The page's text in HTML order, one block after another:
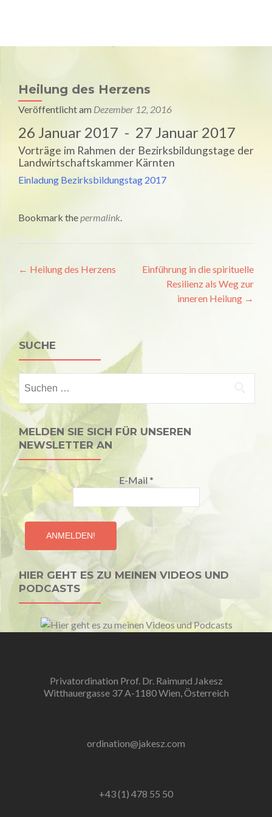
Heilung des Herzens
Veröffentlicht am Dezember 12, 2016
26 Januar 2017 - 27 Januar 2017
Vorträge im Rahmen der Bezirksbildungstage der
Landwirtschaftskammer Kärnten
Einladung Bezirksbildungstag 2017
Bookmark thepermalink.
Artikel-
← Heilung des Herzens
Einführung in die spirituelle
Resilienz als Weg zur
inneren Heilung →
SUCHE
nach:
MELDEN SIE SICH FÜR UNSEREN
NEWSLETTER AN
E-Mail *
HIER GEHT ES ZU MEINEN VIDEOS UND
PODCASTS
Privatordination Prof. Dr. Raimund Jakesz
Witthauergasse 37 A-1180 Wien, Österreich
ordination@jakesz.com
+43 (1) 478 55 50